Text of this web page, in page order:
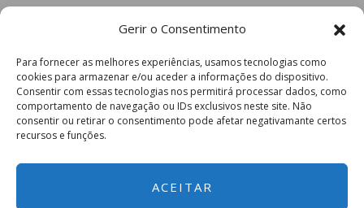
Gerir o Consentimento
Para fornecer as melhores experiências, usamos tecnologias como
cookies para armazenar e/ou aceder a informações do dispositivo.
Consentir com essas tecnologias nos permitirá processar dados, como
comportamento de navegação ou IDs exclusivos neste site. Não
consentir ou retirar o consentimento pode afetar negativamante certos
recursos e funções.
ACEITAR